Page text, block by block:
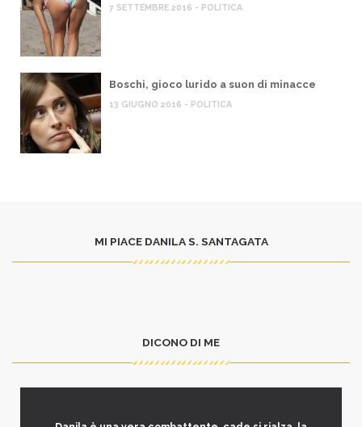
7 SETTEMBRE 2016 - POLITICA
Boschi, gioco lurido a suon di minacce
13 GIUGNO 2016 - POLITICA
MI PIACE DANILA S. SANTAGATA
DICONO DI ME